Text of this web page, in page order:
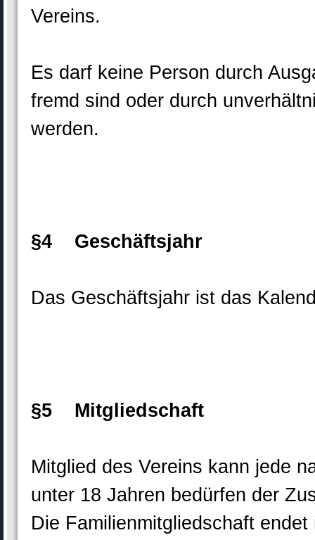
Vereins.
Es darf keine Person durch
fremd sind oder durch
werden.
§4 Geschäftsjahr
Das Geschäftsjahr ist das
§5 Mitgliedschaft
Mitglied des Vereins kann jede
unter 18 Jahren bedürfen der
Die Familienmitgliedschaft